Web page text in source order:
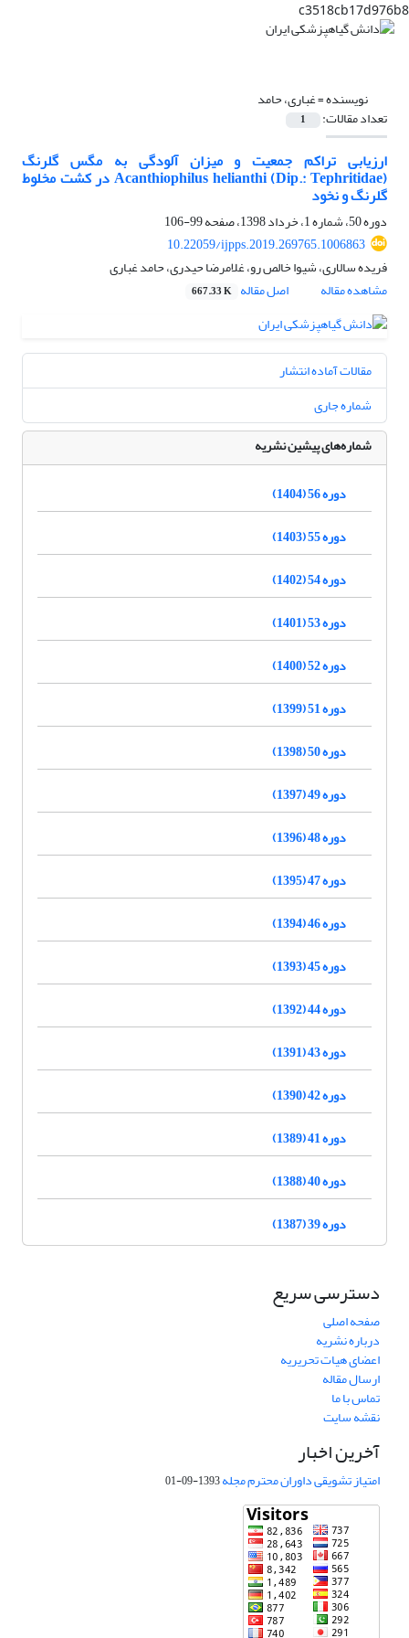
c3518cb17d976b8
نویسنده =غباری، حامد
تعداد مقالات: 1
ارزیابی تراکم جمعیت و میزان آلودگی به مگس گلرنگ
Acanthiophilus helianthi (Dip.: Tephritidae) در کشت مخلوط
گلرنگ و نخود
دوره 50، شماره 1، خرداد 1398، صفحه
99-106
10.22059/ijpps.2019.269765.1006863
فریده سالاری، شیوا خالص رو، غلامرضا حیدری، حامد غباری
مشاهده مقاله
اصل مقاله 667.33 K
مقالات آماده انتشار
شماره جاری
شماره‌های پیشین نشریه
دوره 56 (1404)
دوره 55 (1403)
دوره 54 (1402)
دوره 53 (1401)
دوره 52 (1400)
دوره 51 (1399)
دوره 50 (1398)
دوره 49 (1397)
دوره 48 (1396)
دوره 47 (1395)
دوره 46 (1394)
دوره 45 (1393)
دوره 44 (1392)
دوره 43 (1391)
دوره 42 (1390)
دوره 41 (1389)
دوره 40 (1388)
دوره 39 (1387)
دسترسی سریع
صفحه اصلی
درباره نشریه
اعضای هیات تحریریه
ارسال مقاله
تماس با ما
نقشه سایت
آخرین اخبار
امتیاز تشویقی داوران محترم مجله1393-09-01